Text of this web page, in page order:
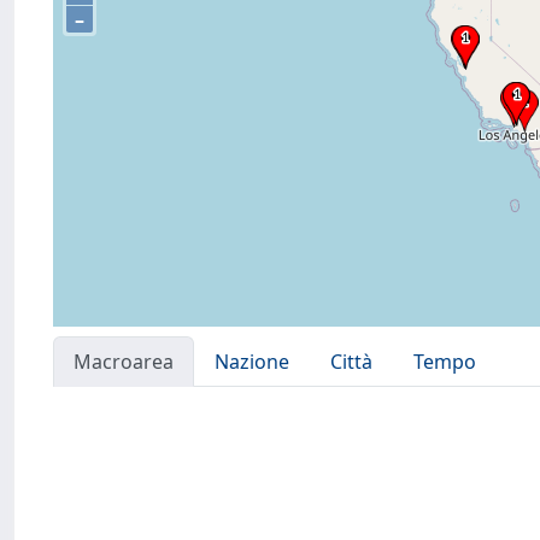
–
Macroarea Nazione Città Tempo